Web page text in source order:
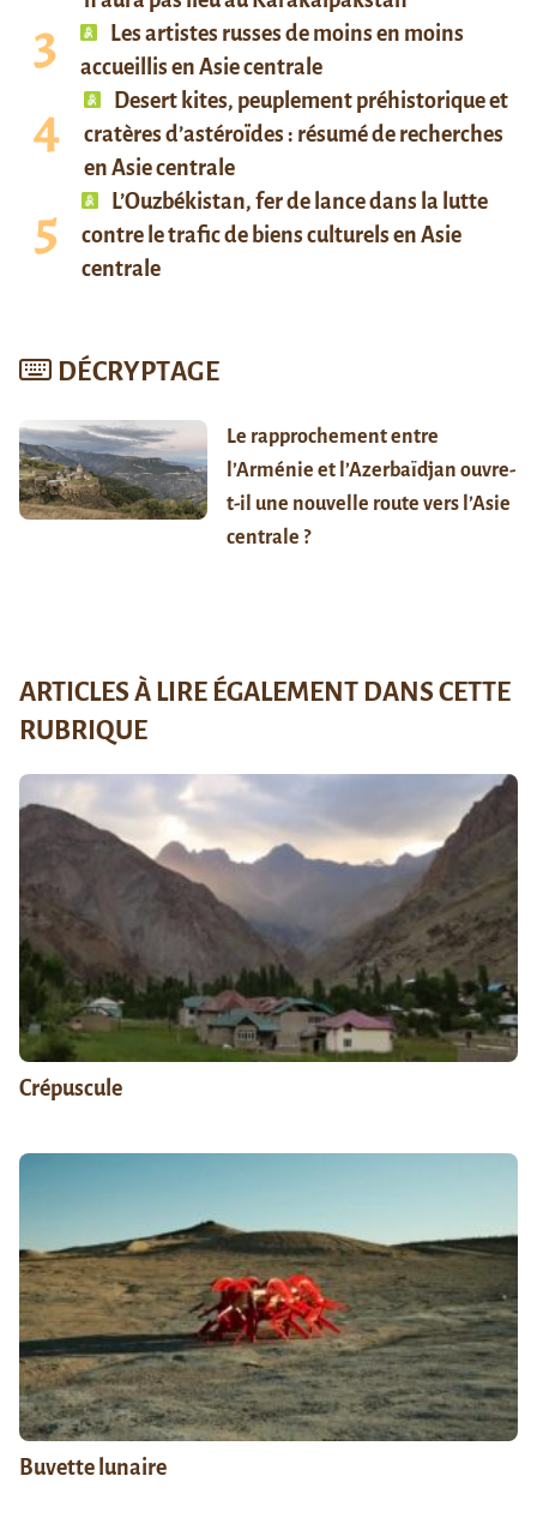
Les artistes russes de moins en moins
accueillis en Asie centrale
Desert kites, peuplement préhistorique et
cratères d’astéroïdes : résumé de recherches
en Asie centrale
L’Ouzbékistan, fer de lance dans la lutte
contre le trafic de biens culturels en Asie
centrale
DÉCRYPTAGE
Le rapprochement entre
l’Arménie et l’Azerbaïdjan ouvre-
t-il une nouvelle route vers l’Asie
centrale ?
ARTICLES À LIRE ÉGALEMENT DANS CETTE
RUBRIQUE
Crépuscule
Buvette lunaire